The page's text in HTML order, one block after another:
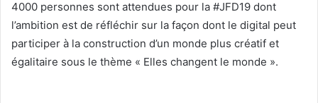
4000 personnes sont attendues pour la #JFD19 dont
l’ambition est de réfléchir sur la façon dont le digital peut
participer à la construction d’un monde plus créatif et
égalitaire sous le thème « Elles changent le monde ».